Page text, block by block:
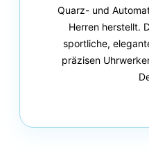
Quarz- und
Herren herstellt.
sportliche,
präzisen